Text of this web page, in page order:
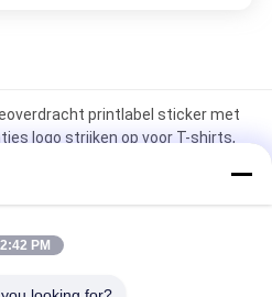
printlabel sticker met
logo strijken op voor T-shirts,
pleisters Silicone tandenborstel
2:42 PM